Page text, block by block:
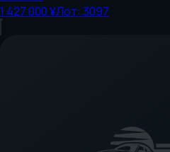
1 427 000 ¥Лот: 3097